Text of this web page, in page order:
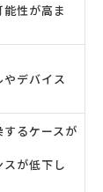
性が高ま
やデバイス
するケースが
スが低下し